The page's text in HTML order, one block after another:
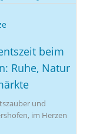
beim
Ruhe, Natur
und
im Herzen